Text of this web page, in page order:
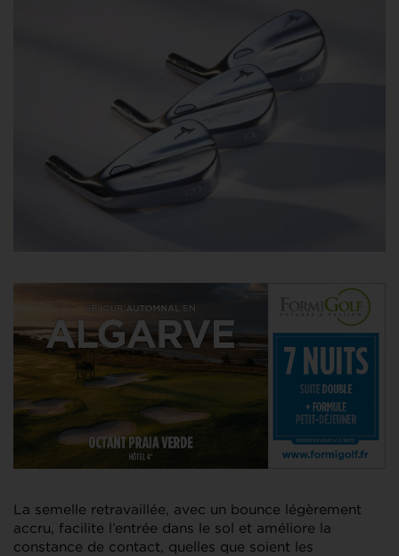
La semelle retravaillée, avec un bounce légèrement
accru, facilite l’entrée dans le sol et améliore la
constance de contact, quelles que soient les